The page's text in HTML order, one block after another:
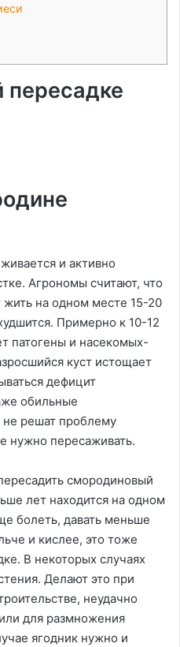
пересадке
и активно
Агрономы считают, что
на одном месте 15-20
Примерно к 10-12
патогены и насекомых-
куст истощает
дефицит
обильные
решат проблему
нужно пересаживать.
смородиновый
лет находится на одном
болеть, давать меньше
и кислее, это тоже
В некоторых случаях
Делают это при
неудачно
для размножения
ягодник нужно и